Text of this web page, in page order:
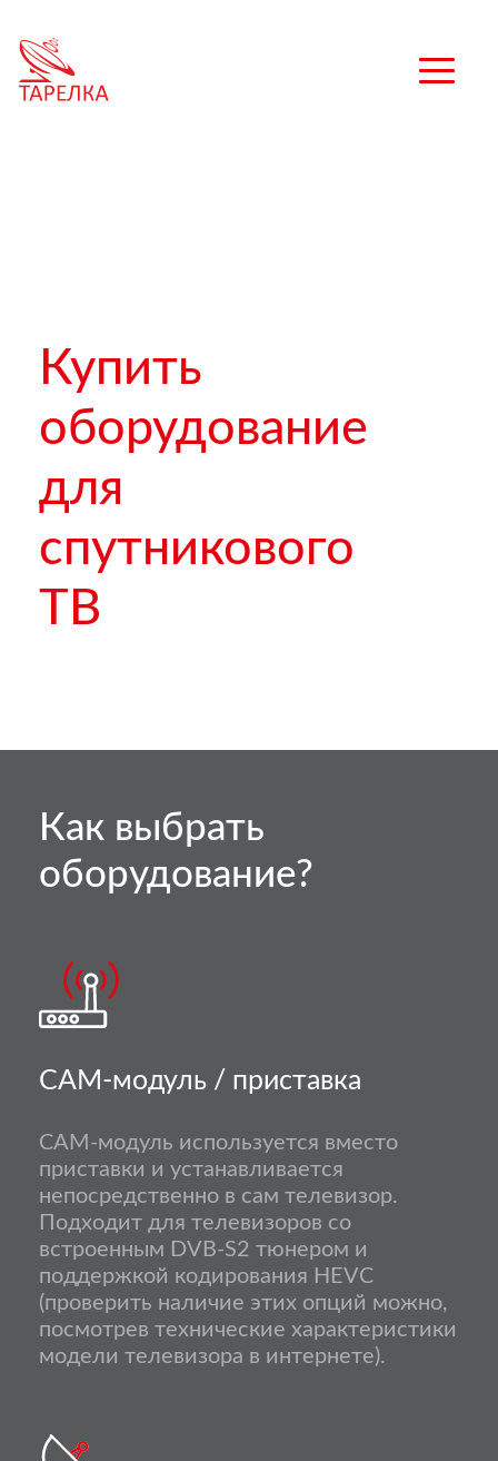
Купить
оборудование
для
спутникового
ТВ
Как выбрать
оборудование?
CAM-модуль / приставка
CAM-модуль используется вместо
приставки и устанавливается
непосредственно в сам телевизор.
Подходит для телевизоров со
встроенным DVB-S2 тюнером и
поддержкой кодирования HEVC
(проверить наличие этих опций можно,
посмотрев технические характеристики
модели телевизора в интернете).